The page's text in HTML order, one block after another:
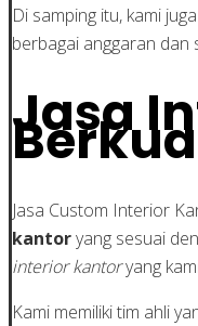
Di samping itu, kami
berbagai anggaran dan
Jasa
Jasa Custom Interior
kantoryang sesuai
interior kantoryang
Kami memiliki tim ahli